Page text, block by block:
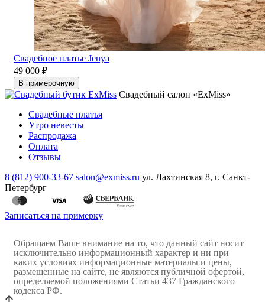
Свадебное платье Jenya
49 000 ₽
В примерочную
Свадебный салон «ExMiss»
Свадебные платья
Утро невесты
Распродажа
Оплата
Отзывы
8 (812) 900-33-67 salon@exmiss.ru ул. Лахтинская 8, г. Санкт-
Петербург
Записаться на примерку
Обращаем Ваше внимание на то, что данный сайт носит
исключительно информационный характер и ни при
каких условиях информационные материалы и цены,
размещенные на сайте, не являются публичной офертой,
определяемой положениями Статьи 437 Гражданского
кодекса РФ.